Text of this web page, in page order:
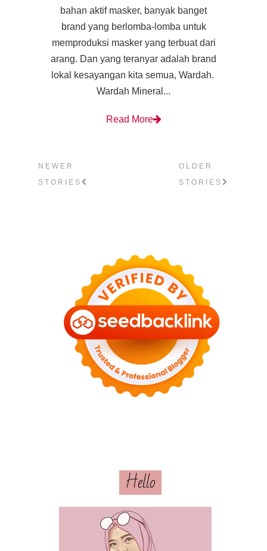
bahan aktif masker, banyak banget
brand yang berlomba-lomba untuk
memproduksi masker yang terbuat dari
arang. Dan yang teranyar adalah brand
lokal kesayangan kita semua, Wardah.
Wardah Mineral...
Read More
NEWER
STORIES
OLDER
STORIES
Hello